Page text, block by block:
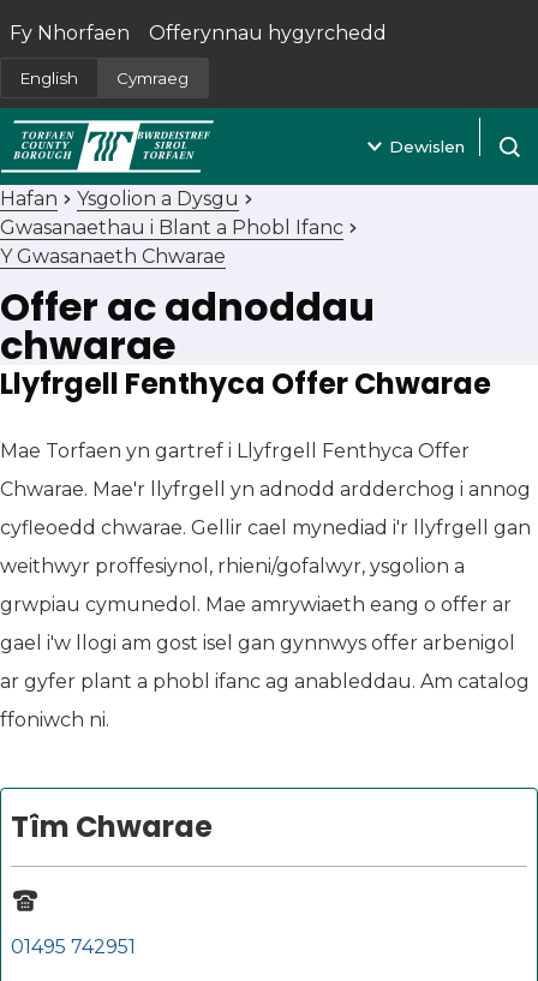
English Cymraeg
Fy Nhorfaen
(yn agor mewn tab newydd)
Offerynnau hygyrchedd
Dewislen
Hafan
Ysgolion a Dysgu
Gwasanaethau i Blant a Phobl Ifanc
Y Gwasanaeth Chwarae
Offer ac adnoddau
chwarae
Llyfrgell Fenthyca Offer Chwarae
Mae Torfaen yn gartref i Llyfrgell Fenthyca Offer
Chwarae. Mae'r llyfrgell yn adnodd ardderchog i annog
cyfleoedd chwarae. Gellir cael mynediad i'r llyfrgell gan
weithwyr proffesiynol, rhieni/gofalwyr, ysgolion a
grwpiau cymunedol. Mae amrywiaeth eang o offer ar
gael i'w llogi am gost isel gan gynnwys offer arbenigol
ar gyfer plant a phobl ifanc ag anableddau. Am catalog
ffoniwch ni.
Tîm Chwarae
01495 742951